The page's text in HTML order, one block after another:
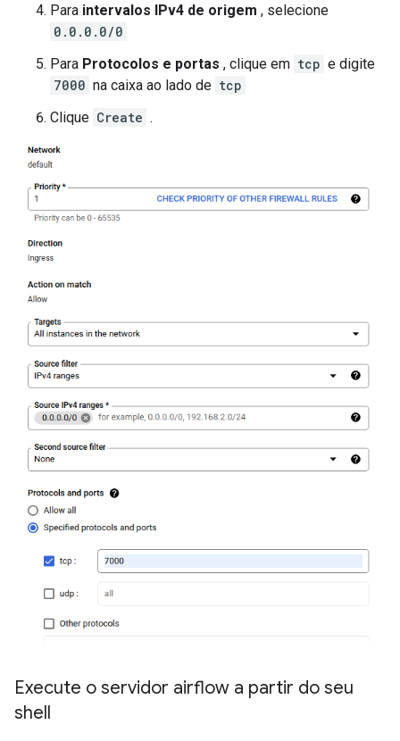
Para intervalos IPv4 de origem , selecione
0.0.0.0/0
Para Protocolos e portas , clique em tcp e digite
7000 na caixa ao lado de tcp
Clique Create .
Execute o servidor airflow a partir do seu
shell